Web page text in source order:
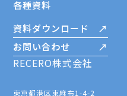
RECERO株式会社
東京都港区東麻布1-4-2
各種資料
資料ダウンロード
お問い合わせ